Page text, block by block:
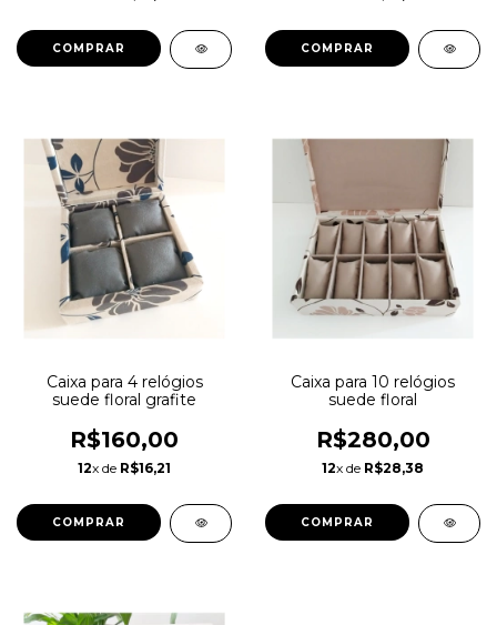
Caixa para 4 relógios
suede floral grafite
R$160,00
12x de R$16,21
Caixa para 10 relógios
suede floral
R$280,00
12x de R$28,38